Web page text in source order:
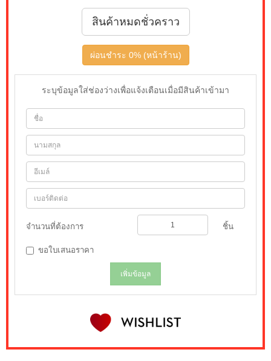
สินค้าหมดชั่วคราว
ผ่อนชำระ 0% (หน้าร้าน)
ระบุข้อมูลใส่ช่องว่างเพื่อแจ้งเตือนเมื่อมีสินค้าเข้ามา
จำนวนที่ต้องการ ชิ้น
ขอใบเสนอราคา
เพิ่มข้อมูล